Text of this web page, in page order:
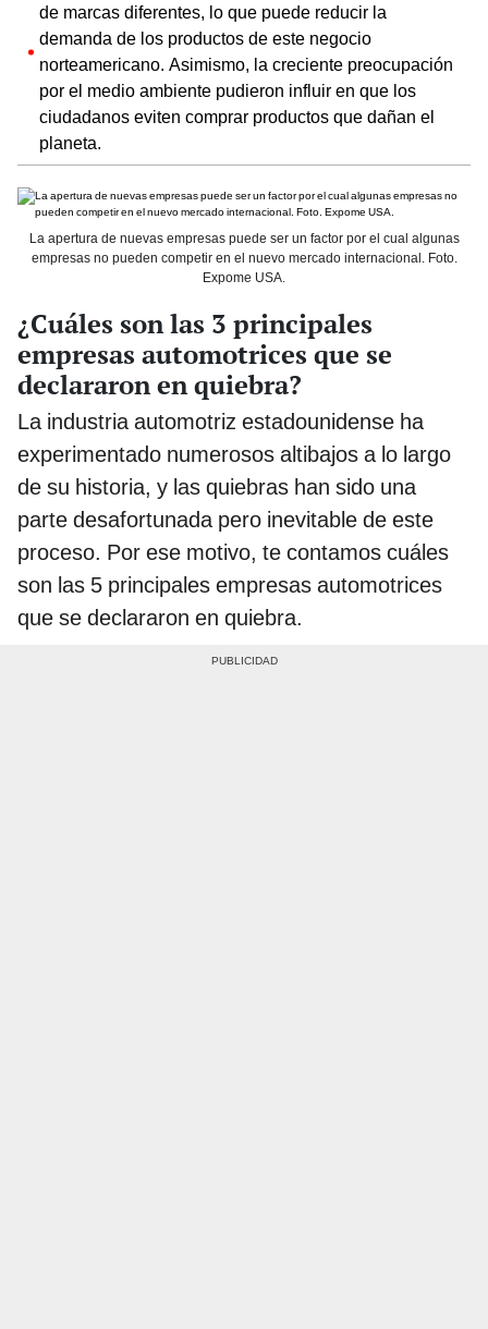
de marcas diferentes, lo que puede reducir la
demanda de los productos de este negocio
norteamericano. Asimismo, la creciente preocupación
por el medio ambiente pudieron influir en que los
ciudadanos eviten comprar productos que dañan el
planeta.
La apertura de nuevas empresas puede ser un factor por el cual algunas
empresas no pueden competir en el nuevo mercado internacional. Foto.
Expome USA.
¿Cuáles son las 3 principales
empresas automotrices que se
declararon en quiebra?
La industria automotriz estadounidense ha
experimentado numerosos altibajos a lo largo
de su historia, y las quiebras han sido una
parte desafortunada pero inevitable de este
proceso. Por ese motivo, te contamos cuáles
son las 5 principales empresas automotrices
que se declararon en quiebra.